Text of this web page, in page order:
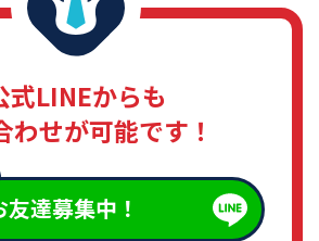
式LINEからも
わせが可能です！
友達募集中！